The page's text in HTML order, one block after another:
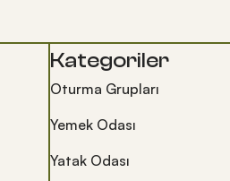
Kategoriler
Oturma Grupları
Yemek Odası
Yatak Odası